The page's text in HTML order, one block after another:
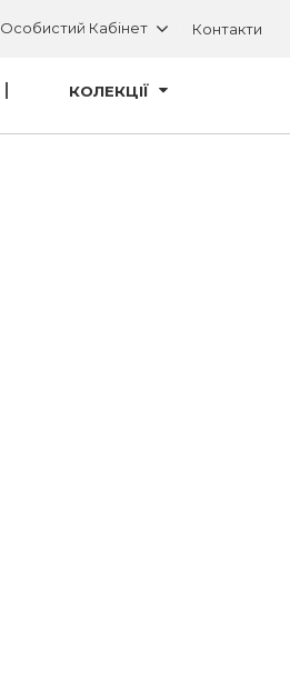
Особистий Кабінет Контакти
КОЛЕКЦІЇ